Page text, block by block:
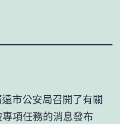
市公安局召開了有關
項任務的消息發布